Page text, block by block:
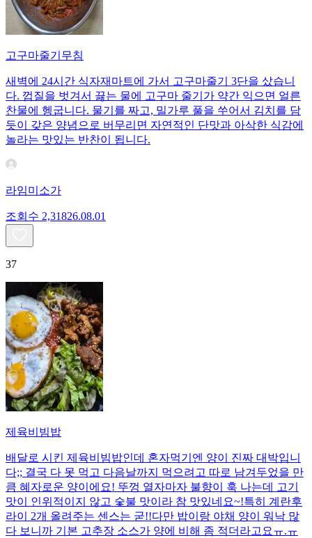
고구마줄기무침
새벽에 24시간 식자재마트에 가서 고구마줄기 3단을 샀습니
다. 껍질을 벗겨서 끓는 물에 고구마 줄기가 약간 익으면 얼른
찬물에 헹굽니다. 물기를 짜고, 밀가루 풀을 쑤어서 김치를 담
듯이 갖은 양념으로 버무리면 자연적인 단맛과 아삭한 식감에
놀라는 맛있는 반찬이 됩니다.
라임미소가
조회수 2,31826.08.01
37
제육비빔밥
배달로 시킨 제육비빔밥인데 혼자먹기엔 양이 진짜 대박입니
다;; 결국 다 못 먹고 다음날까지 먹으려고 따로 남겨두었을 만
큼 혜자로운 양이에요! 뚜껑 열자마자 불향이 훅 나는데 고기
맛이 인위적이지 않고 숯불 맛이라 참 맛있네요~!특히 계란후
라이 2개 올려주는 센스는 굳!! ​다만 밥이랑 야채 양이 워낙 많
다 보니까 기본 고추장 소스가 양에 비해 좀 적더라고요ㅠ.ㅠ